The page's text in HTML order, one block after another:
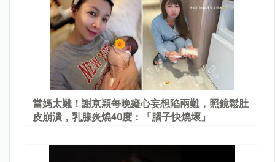
當媽太難！謝京穎每晚癡心妄想陷兩難，照鏡鬆肚
皮崩潰，乳腺炎燒40度：「腦子快燒壞」